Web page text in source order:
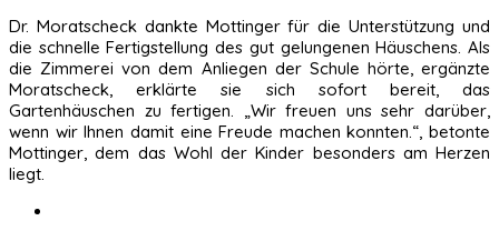
Dr. Moratscheck dankte Mottinger für die Unterstützung und
die schnelle Fertigstellung des gut gelungenen Häuschens. Als
die Zimmerei von dem Anliegen der Schule hörte, ergänzte
Moratscheck, erklärte sie sich sofort bereit, das
Gartenhäuschen zu fertigen. „Wir freuen uns sehr darüber,
wenn wir Ihnen damit eine Freude machen konnten.“, betonte
Mottinger, dem das Wohl der Kinder besonders am Herzen
liegt.